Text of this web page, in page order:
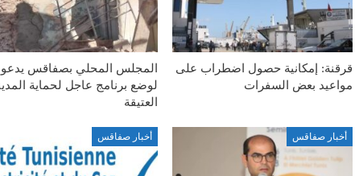
قرقنة: إمكانية حصول اضطراب على
مواعيد بعض السفرات
المجلس المحلي بصفاقس يدعو
لوضع برنامج عاجل لحماية
العتيقة
أخبار صفاقس أخبار صفاقس